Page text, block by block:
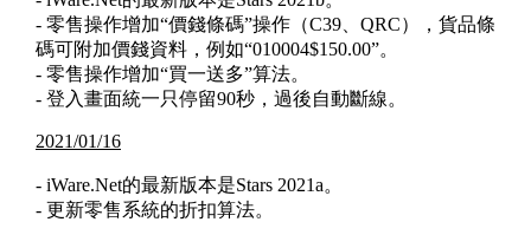
- 零售操作增加“價錢條碼”操作（C39、QRC），貨品條
碼可附加價錢資料，例如“010004$150.00”。
- 零售操作增加“買一送多”算法。
- 登入畫面統一只停留90秒，過後自動斷線。
2021/01/16
- iWare.Net的最新版本是Stars 2021a。
- 更新零售系統的折扣算法。